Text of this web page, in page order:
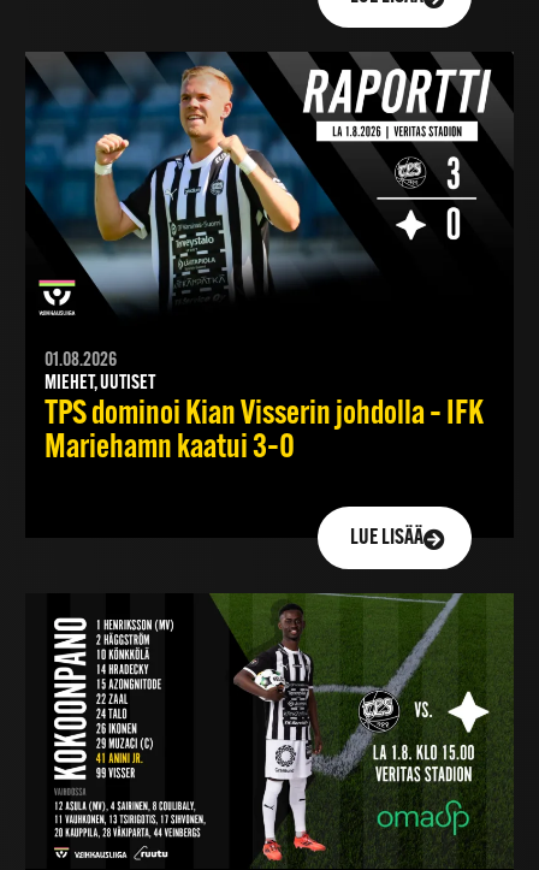
01.08.2026
MIEHET, UUTISET
TPS dominoi Kian Visserin johdolla – IFK
Mariehamn kaatui 3–0
LUE LISÄÄ